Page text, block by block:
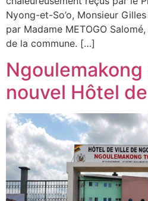
Nyong-et-So’o, Monsieur
par Madame METOGO
de la commune. […]
Ngoulemakong
nouvel Hôtel